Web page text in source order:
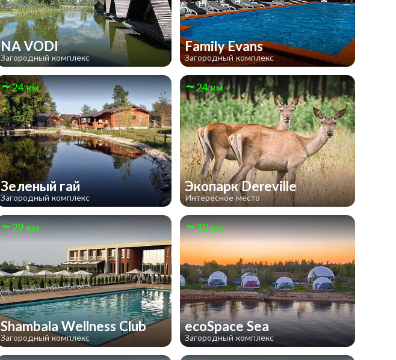
NA VODI
Загородный комплекс
Family Evans
Загородный комплекс
24 км
Зеленый гай
Загородный комплекс
24 км
Экопарк Dereville
Интересное место
29 км
Shambala Wellness Club
Загородный комплекс
30 км
ecoSpace Sea
Загородный комплекс